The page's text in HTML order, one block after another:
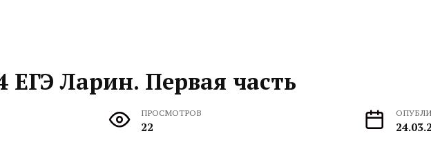
ЕГЭ Ларин. Первая часть
ПРОСМОТРОВ
22